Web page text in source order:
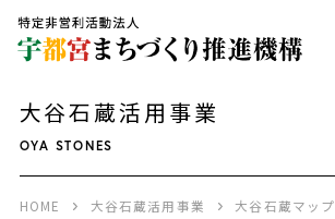
大谷石蔵活用事業
OYA STONES
HOME 大谷石蔵活用事業 大谷石蔵マップ